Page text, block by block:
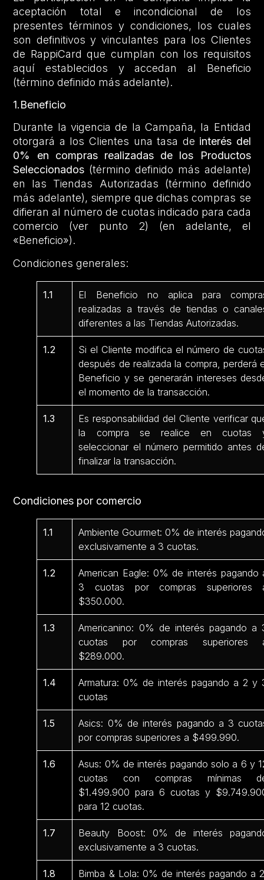
aceptación total e incondicional de los
presentes términos y condiciones, los cuales
son definitivos y vinculantes para los Clientes
de RappiCard que cumplan con los requisitos
aquí establecidos y accedan al Beneficio
(término definido más adelante).
1.Beneficio
Durante la vigencia de la Campaña, la Entidad
otorgará a los Clientes una tasa de interés del
0% en compras realizadas de los Productos
Seleccionados (término definido más adelante)
en las Tiendas Autorizadas (término definido
más adelante), siempre que dichas compras se
difieran al número de cuotas indicado para cada
comercio (ver punto 2) (en adelante, el
«Beneficio»).
Condiciones generales:
1.1
El Beneficio no aplica para
realizadas a través de tiendas o
diferentes a las Tiendas Autorizadas.
1.2
Si el Cliente modifica el número de
después de realizada la compra, perderá
Beneficio y se generarán intereses
el momento de la transacción.
1.3
Es responsabilidad del Cliente verificar
la compra se realice en cuotas
seleccionar el número permitido antes
finalizar la transacción.
Condiciones por comercio
1.1
Ambiente Gourmet: 0% de interés
exclusivamente a 3 cuotas.
1.2
American Eagle: 0% de interés pagando
3 cuotas por compras superiores
$350.000.
1.3
Americanino: 0% de interés pagando a
cuotas por compras superiores
$289.000.
1.4
Armatura: 0% de interés pagando a 2 y
cuotas
1.5
Asics: 0% de interés pagando a 3
por compras superiores a $499.990.
1.6
Asus: 0% de interés pagando solo a 6 y
cuotas con compras mínimas
$1.499.900 para 6 cuotas y
para 12 cuotas.
1.7
Beauty Boost: 0% de interés
exclusivamente a 3 cuotas.
1.8
Bimba & Lola: 0% de interés pagando a